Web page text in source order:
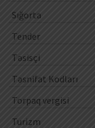
Sığorta
Tender
Təsisçi
Təsnifat Kodları
Torpaq vergisi
Turizm